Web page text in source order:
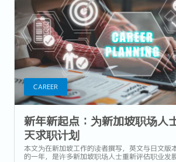
CAREER
新年新起点：为新加坡职场人
天求职计划
本文为在新加坡工作的读者撰写，英文与日文版
的一年，是许多新加坡职场人士重新评估职业发